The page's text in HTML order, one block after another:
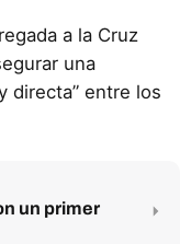
a la Cruz
una
directa” entre los
un primer